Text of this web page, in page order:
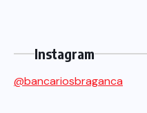
Instagram
@bancariosbraganca